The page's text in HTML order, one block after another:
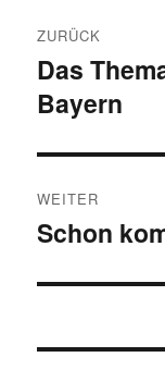
ZURÜCK
Vorheriger
Beitrag:
Das
Bayern
WEITER
Nächster
Schon